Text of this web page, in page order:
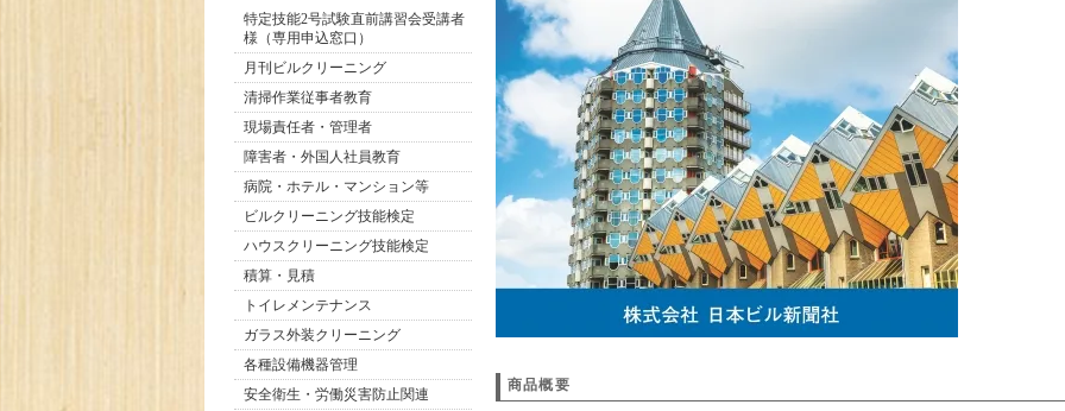
特定技能2号試験直前講習会受講者
様（専用申込窓口）
月刊ビルクリーニング
清掃作業従事者教育
現場責任者・管理者
障害者・外国人社員教育
病院・ホテル・マンション等
ビルクリーニング技能検定
ハウスクリーニング技能検定
積算・見積
トイレメンテナンス
ガラス外装クリーニング
各種設備機器管理
安全衛生・労働災害防止関連
商品概要